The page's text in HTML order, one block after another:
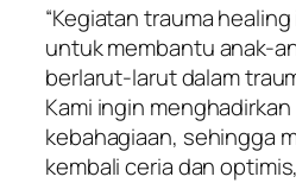
“Kegiatan trauma
untuk membantu anak-
berlarut-larut dalam
Kami ingin
kebahagiaan, sehingga
kembali ceria dan